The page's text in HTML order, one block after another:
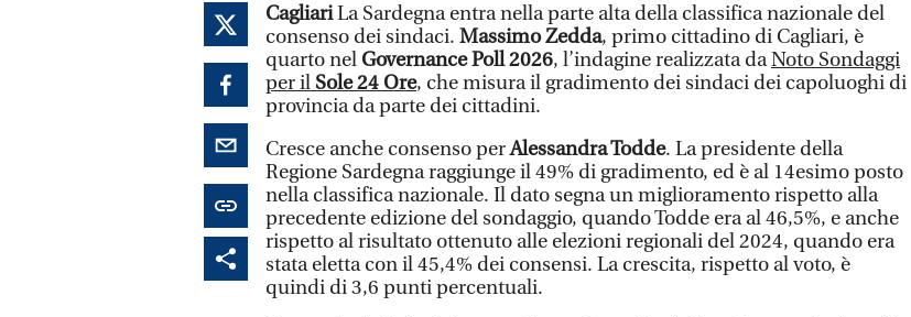
CagliariLa Sardegna entra nella parte alta della classifica nazionale del
consenso dei sindaci. Massimo Zedda, primo cittadino di Cagliari, è
quarto nelGovernance Poll 2026, l’indagine realizzata daNoto Sondaggi
per il Sole 24 Ore, che misura il gradimento dei sindaci dei capoluoghi di
provincia da parte dei cittadini.
Cresce anche consenso perAlessandra Todde. La presidente della
Regione Sardegna raggiunge il 49% di gradimento, ed è al 14esimo posto
nella classifica nazionale. Il dato segna un miglioramento rispetto alla
precedente edizione del sondaggio, quando Todde era al 46,5%, e anche
rispetto al risultato ottenuto alle elezioni regionali del 2024, quando era
stata eletta con il 45,4% dei consensi. La crescita, rispetto al voto, è
quindi di 3,6 punti percentuali.